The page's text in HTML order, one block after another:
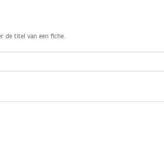
de titel van een fiche.